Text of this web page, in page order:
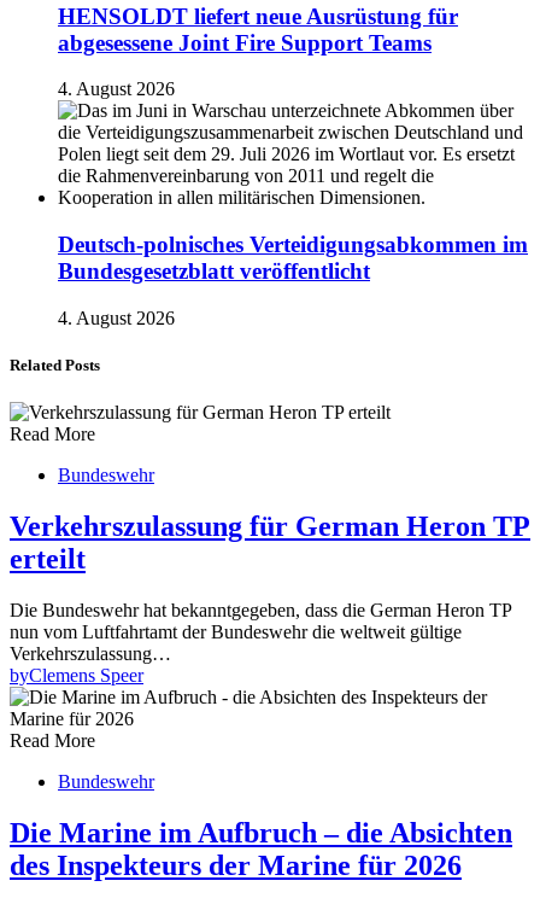
HENSOLDT liefert neue Ausrüstung für
abgesessene Joint Fire Support Teams
4. August 2026
Deutsch-polnisches Verteidigungsabkommen im
Bundesgesetzblatt veröffentlicht
4. August 2026
Related Posts
Read More
Bundeswehr
Verkehrszulassung für German Heron TP
erteilt
Die Bundeswehr hat bekanntgegeben, dass die German Heron TP
nun vom Luftfahrtamt der Bundeswehr die weltweit gültige
Verkehrszulassung…
byClemens Speer
Read More
Bundeswehr
Die Marine im Aufbruch – die Absichten
des Inspekteurs der Marine für 2026